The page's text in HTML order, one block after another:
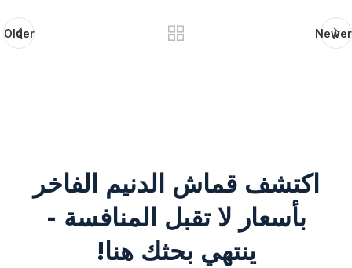
Newer
Older
اكتشف قماش الدنيم الفاخر
بأسعار لا تقبل المنافسة -
ينتهي بحثك هنا!